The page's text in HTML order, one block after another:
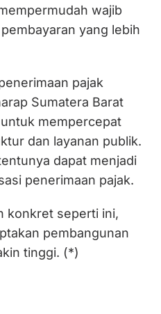
wajib
yang lebih
pajak
Sumatera Barat
mempercepat
dan layanan publik.
dapat menjadi
penerimaan pajak.
konkret seperti ini,
pembangunan
tinggi. (*)